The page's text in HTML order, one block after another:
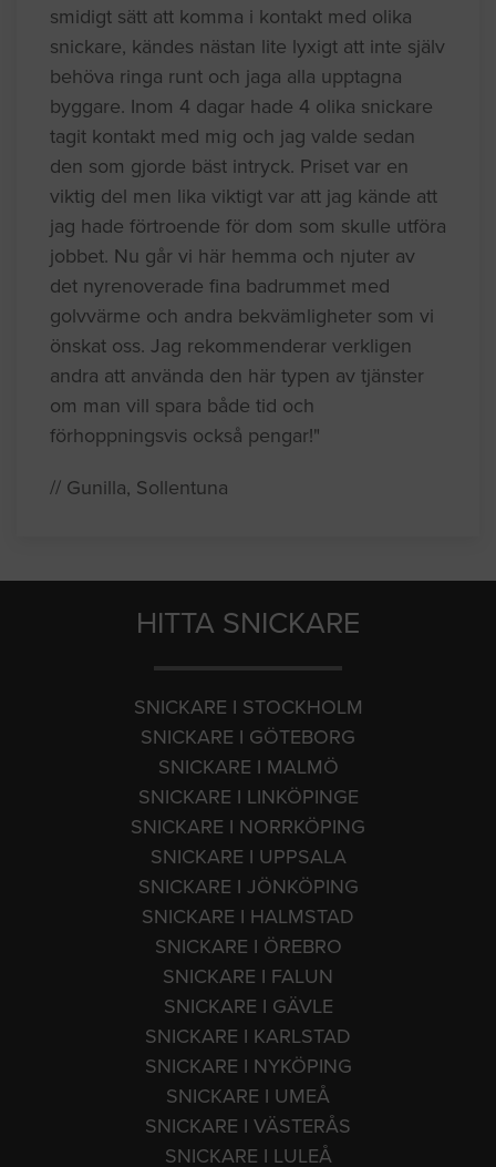
smidigt sätt att komma i kontakt med olika
snickare, kändes nästan lite lyxigt att inte själv
behöva ringa runt och jaga alla upptagna
byggare. Inom 4 dagar hade 4 olika snickare
tagit kontakt med mig och jag valde sedan
den som gjorde bäst intryck. Priset var en
viktig del men lika viktigt var att jag kände att
jag hade förtroende för dom som skulle utföra
jobbet. Nu går vi här hemma och njuter av
det nyrenoverade fina badrummet med
golvvärme och andra bekvämligheter som vi
önskat oss. Jag rekommenderar verkligen
andra att använda den här typen av tjänster
om man vill spara både tid och
förhoppningsvis också pengar!"
// Gunilla, Sollentuna
HITTA SNICKARE
SNICKARE I STOCKHOLM
SNICKARE I GÖTEBORG
SNICKARE I MALMÖ
SNICKARE I LINKÖPINGE
SNICKARE I NORRKÖPING
SNICKARE I UPPSALA
SNICKARE I JÖNKÖPING
SNICKARE I HALMSTAD
SNICKARE I ÖREBRO
SNICKARE I FALUN
SNICKARE I GÄVLE
SNICKARE I KARLSTAD
SNICKARE I NYKÖPING
SNICKARE I UMEÅ
SNICKARE I VÄSTERÅS
SNICKARE I LULEÅ